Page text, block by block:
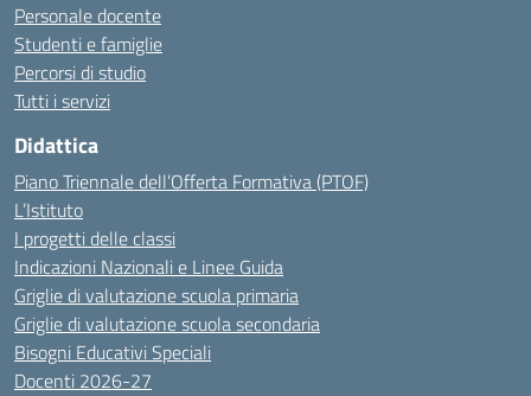
Personale docente
Studenti e famiglie
Percorsi di studio
Tutti i servizi
Didattica
Piano Triennale dell’Offerta Formativa (PTOF)
L’Istituto
I progetti delle classi
Indicazioni Nazionali e Linee Guida
Griglie di valutazione scuola primaria
Griglie di valutazione scuola secondaria
Bisogni Educativi Speciali
Docenti 2026-27